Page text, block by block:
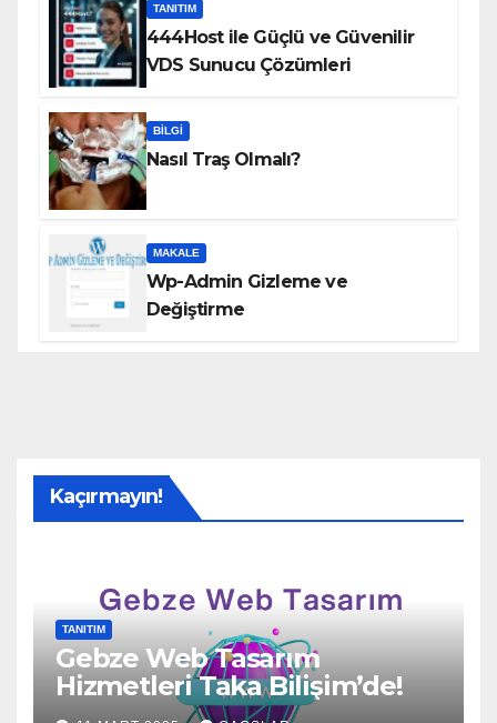
TANITIM
444Host ile Güçlü ve Güvenilir
VDS Sunucu Çözümleri
BILGI
Nasıl Traş Olmalı?
MAKALE
Wp-Admin Gizleme ve
Değiştirme
Kaçırmayın!
TANITIM
Gebze Web Tasarım
Hizmetleri Taka Bilişim’de!